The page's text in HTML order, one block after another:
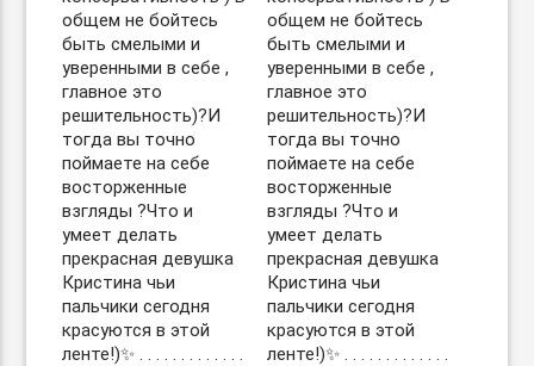
общем не бойтесь
быть смелыми и
уверенными в себе ,
главное это
решительность)?И
тогда вы точно
поймаете на себе
восторженные
взгляды ?Что и
умеет делать
прекрасная девушка
Кристина чьи
пальчики сегодня
красуются в этой
ленте!)✨ . . . . . . . . . . . . .
общем не бойтесь
быть смелыми и
уверенными в себе ,
главное это
решительность)?И
тогда вы точно
поймаете на себе
восторженные
взгляды ?Что и
умеет делать
прекрасная девушка
Кристина чьи
пальчики сегодня
красуются в этой
ленте!)✨ . . . . . . . . . . . . .